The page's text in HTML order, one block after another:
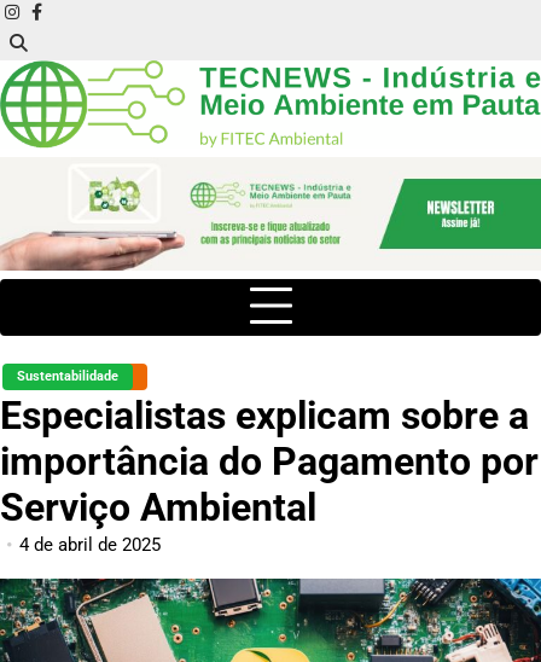
Skip
to
content
instagram
facebook
Sustentabilidade
Especialistas explicam sobre a
importância do Pagamento por
Serviço Ambiental
4 de abril de 2025